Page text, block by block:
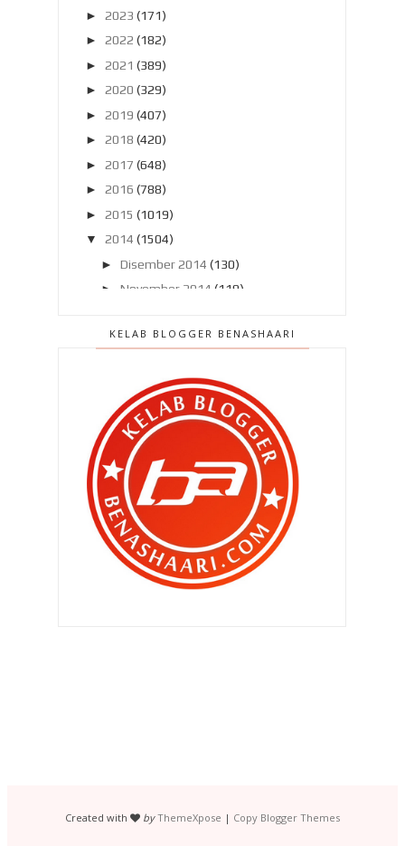
► 2023 (171)
► 2022 (182)
► 2021 (389)
► 2020 (329)
► 2019 (407)
► 2018 (420)
► 2017 (648)
► 2016 (788)
► 2015 (1019)
▼
2014 (1504)
► Disember 2014 (130)
► November 2014 (119)
►September 2014 (121)
Julai 2014(103)
►Jun 2014 (104)
▼
Mei 2014
Musim durian di Balik Pulau !
Mengigil aku membacanya ..
Bila beli telefon pintar ..
Ke Kopitiam Kita di Kota Bharu !
Reaksi Qhaliff setelah 2 minggu
KELAB BLOGGER BENASHAARI
Created with by ThemeXpose | Copy Blogger Themes